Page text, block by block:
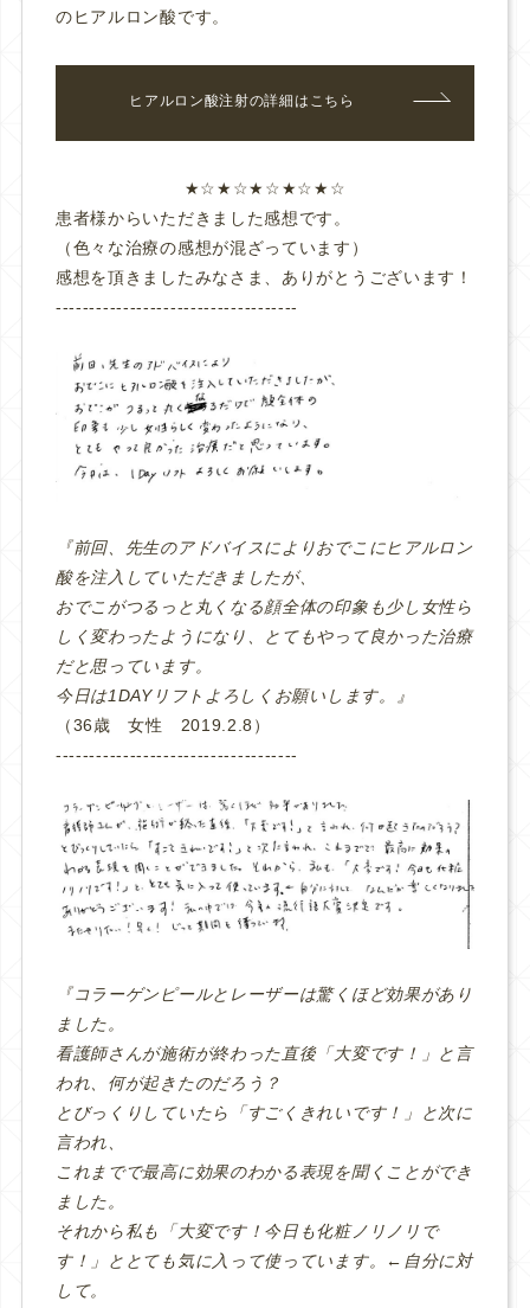
のヒアルロン酸です。
ヒアルロン酸注射の詳細はこちら
★☆★☆★☆★☆★☆
患者様からいただきました感想です。
（色々な治療の感想が混ざっています）
感想を頂きましたみなさま、ありがとうございます！
‐‐‐‐‐‐‐‐‐‐‐‐‐‐‐‐‐‐‐‐‐‐‐‐‐‐‐‐‐‐‐‐‐‐‐‐
『前回、先生のアドバイスによりおでこにヒアルロン
酸を注入していただきましたが、
おでこがつるっと丸くなる顔全体の印象も少し女性ら
しく変わったようになり、とてもやって良かった治療
だと思っています。
今日は1DAYリフトよろしくお願いします。』
（36歳 女性 2019.2.8）
‐‐‐‐‐‐‐‐‐‐‐‐‐‐‐‐‐‐‐‐‐‐‐‐‐‐‐‐‐‐‐‐‐‐‐‐
『コラーゲンピールとレーザーは驚くほど効果があり
ました。
看護師さんが施術が終わった直後「大変です！」と言
われ、何が起きたのだろう？
とびっくりしていたら「すごくきれいです！」と次に
言われ、
これまでで最高に効果のわかる表現を聞くことができ
ました。
それから私も「大変です！今日も化粧ノリノリで
す！」ととても気に入って使っています。←自分に対
して。